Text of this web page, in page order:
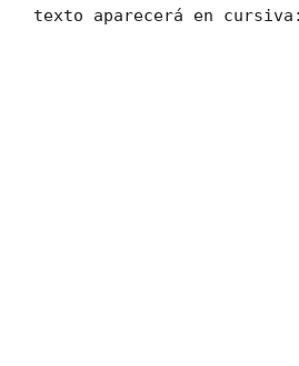
texto aparecerá en